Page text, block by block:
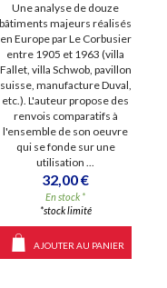
Une analyse de douze
bâtiments majeurs réalisés
en Europe par Le Corbusier
entre 1905 et 1963 (villa
Fallet, villa Schwob, pavillon
suisse, manufacture Duval,
etc.). L'auteur propose des
renvois comparatifs à
l'ensemble de son oeuvre
qui se fonde sur une
utilisation ...
32,00 €
En stock *
*stock limité
AJOUTER AU PANIER